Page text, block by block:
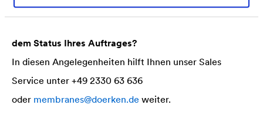
dem Status Ihres Auftrages?
In diesen Angelegenheiten hilft Ihnen unser Sales
Service unter +49 2330 63 636
oder membranes@doerken.de weiter.